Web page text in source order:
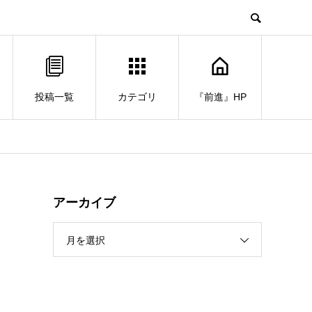
投稿一覧 カテゴリ 『前進』HP
アーカイブ
月を選択